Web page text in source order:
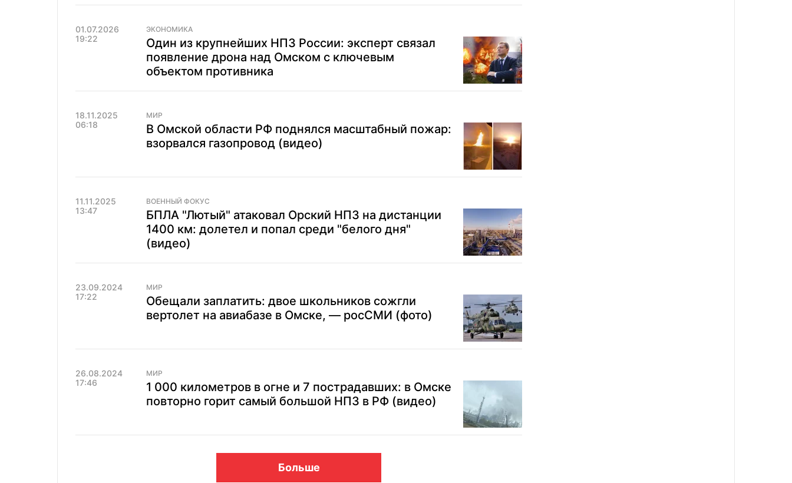
01.07.2026
19:22
ЭКОНОМИКА
Один из крупнейших НПЗ России: эксперт связал
появление дрона над Омском с ключевым
объектом противника
18.11.2025
06:18
МИР
В Омской области РФ поднялся масштабный пожар:
взорвался газопровод (видео)
11.11.2025
13:47
ВОЕННЫЙ ФОКУС
БПЛА "Лютый" атаковал Орский НПЗ на дистанции
1400 км: долетел и попал среди "белого дня"
(видео)
23.09.2024
17:22
МИР
Обещали заплатить: двое школьников сожгли
вертолет на авиабазе в Омске, — росСМИ (фото)
26.08.2024
17:46
МИР
1 000 километров в огне и 7 пострадавших: в Омске
повторно горит самый большой НПЗ в РФ (видео)
Больше